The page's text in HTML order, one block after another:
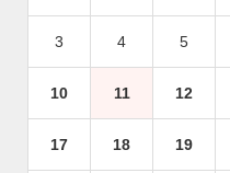
3 4 5
10 11 12
17 18 19